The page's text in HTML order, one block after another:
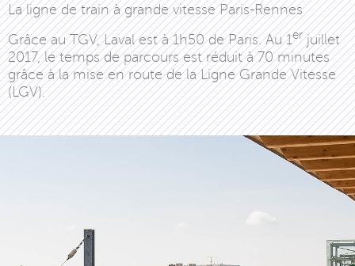
La ligne de train à grande vitesse Paris-Rennes
Grâce au TGV, Laval est à 1h50 de Paris. Au 1erjuillet
2017, le temps de parcours est réduit à 70 minutes
grâce à la mise en route de la Ligne Grande Vitesse
(LGV).